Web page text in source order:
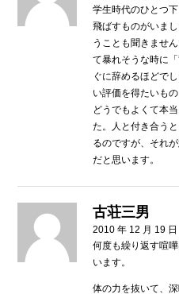
学生時代のひとつ
飛ばすものがいま
うことも聞きませ
て暴れそうな時に
ぐに辞めるほどで
い評価を得たいも
どうでもよくて本
た。人と付き合う
るのですが、それ
だと思います。
古荘三男
2010 年 12 月 19 日
何度も繰り返す喧
います。
体の力を抜いて、